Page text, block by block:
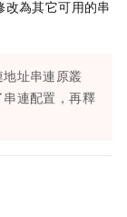
為其它可用的串
址串連原叢
連配置，再釋